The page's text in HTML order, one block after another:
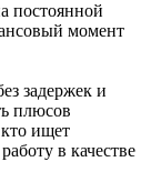
постоянной
момент
задержек и
плюсов
ищет
в качестве